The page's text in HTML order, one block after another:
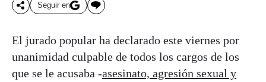
Seguir en
El jurado popular ha declarado este viernes por
unanimidad culpable de todos los cargos de los
que se le acusaba -asesinato, agresión sexual y